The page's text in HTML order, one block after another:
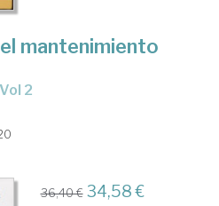
mantenimiento
2
36,40 € 34,58 €